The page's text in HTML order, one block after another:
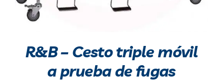
R&B – Cesto triple móvil
a prueba de fugas